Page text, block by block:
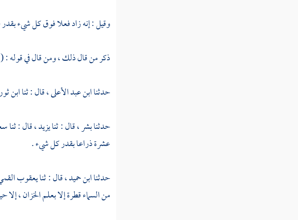
وقيل : إنه زاد فعلا فوق كل شيء
ذكر من قال ذلك ، ومن قال في قوله :
حدثناابن عبد الأعلى ،قال : ثناابن
حدثنابشر ،قال : ثنايزيد ،قال : ثنا
عشرة ذراعا بقدر كل شيء .
حدثناابن حميد ،قال : ثنايعقوب
من السماء قطرة إلا بعلم الخزان ،